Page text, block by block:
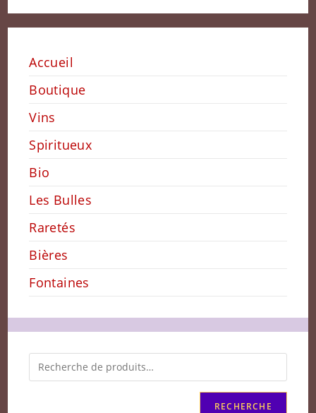
Accueil
Boutique
Vins
Spiritueux
Bio
Les Bulles
Raretés
Bières
Fontaines
RECHERCHE